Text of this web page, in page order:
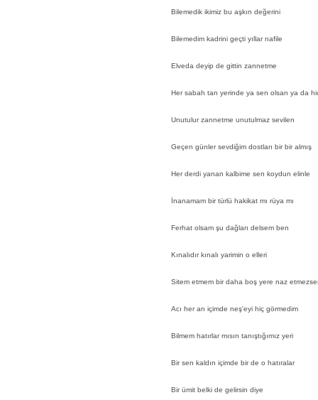
Bilemedik ikimiz bu aşkın değerini
Bilemedim kadrini geçti yıllar nafile
Elveda deyip de gittin zannetme
Her sabah tan yerinde ya sen olsan ya da
Unutulur zannetme unutulmaz sevilen
Geçen günler sevdiğim dostları bir bir almış
Her derdi yanan kalbime sen koydun elinle
İnanamam bir türlü hakikat mı rüya mı
Ferhat olsam şu dağları delsem ben
Kınalıdır kınalı yarimin o elleri
Sitem etmem bir daha boş yere naz
Acı her an içimde neş'eyi hiç görmedim
Bilmem hatırlar mısın tanıştığımız yeri
Bir sen kaldın içimde bir de o hatıralar
Bir ümit belki de gelirsin diye